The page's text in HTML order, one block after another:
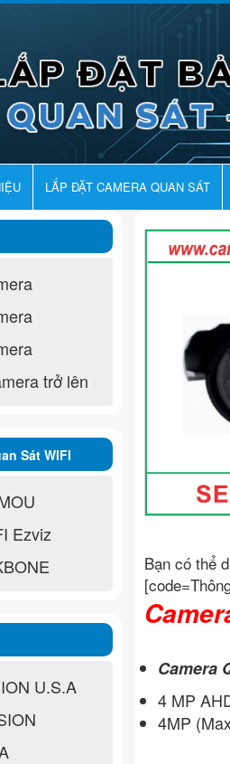
LẮP ĐẶT CAMERA QUAN SÁT
Bạn có thể
Camera
4 MP
4MP
trở lên
Sát WIFI
Ezviz
U.S.A